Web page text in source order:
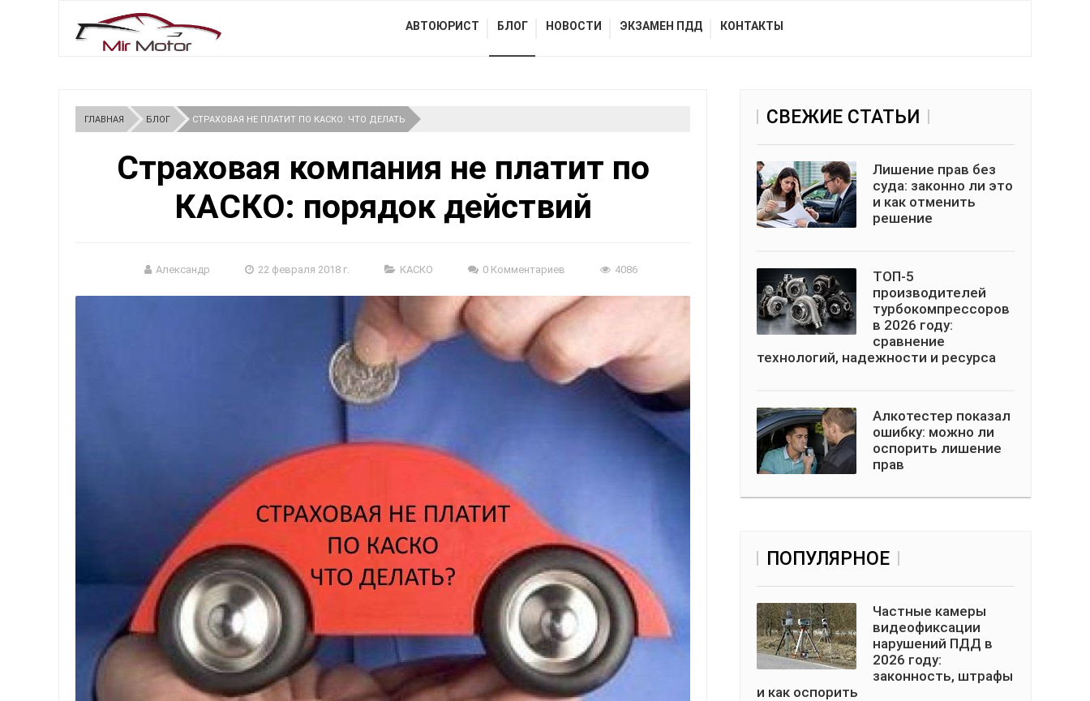
АВТОЮРИСТ БЛОГ НОВОСТИ ЭКЗАМЕН ПДД КОНТАКТЫ
ГЛАВНАЯ БЛОГ СТРАХОВАЯ НЕ ПЛАТИТ ПО КАСКО: ЧТО ДЕЛАТЬ
Страховая компания не платит по
КАСКО: порядок действий
Александр 22 февраля 2018 г. КАСКО 0 Комментариев 4086
СВЕЖИЕ СТАТЬИ
Лишение прав без
суда: законно ли это
и как отменить
решение
ТОП-5
производителей
турбокомпрессоров
в 2026 году:
сравнение
технологий, надежности и ресурса
Алкотестер показал
ошибку: можно ли
оспорить лишение
прав
ПОПУЛЯРНОЕ
Частные камеры
видеофиксации
нарушений ПДД в
2026 году:
законность, штрафы
и как оспорить